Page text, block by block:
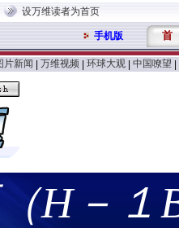
设万维读者为首页
手机版 首
片新闻 万维视频 环球大观 中国嘹望
H－１